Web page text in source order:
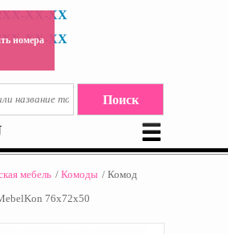
XX-XX
XX-XX
номера
мебель / Комоды / Комод
76x72x50